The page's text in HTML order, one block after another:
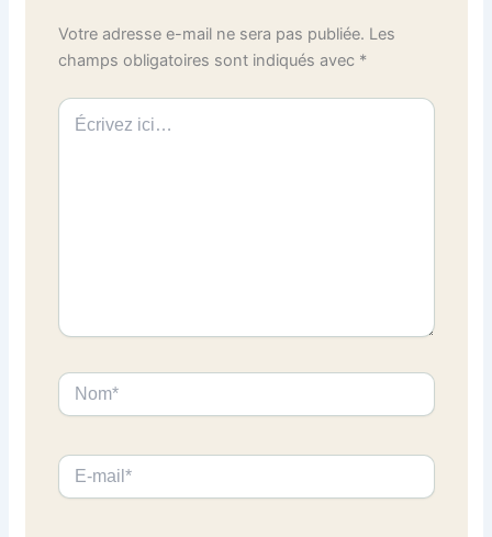
Votre adresse e-mail ne sera pas publiée. Les
champs obligatoires sont indiqués avec *
Écrivez
ici…
Nom*
E-
mail*